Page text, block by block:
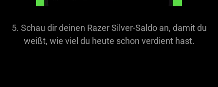
5. Schau dir deinen Razer Silver-Saldo an, damit du
weißt, wie viel du heute schon verdient hast.